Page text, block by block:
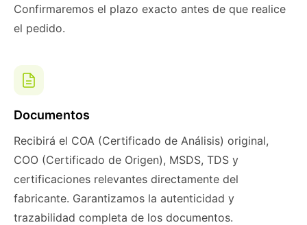
Confirmaremos el plazo exacto antes de que realice
el pedido.
Documentos
Recibirá el COA (Certificado de Análisis) original,
COO (Certificado de Origen), MSDS, TDS y
certificaciones relevantes directamente del
fabricante. Garantizamos la autenticidad y
trazabilidad completa de los documentos.